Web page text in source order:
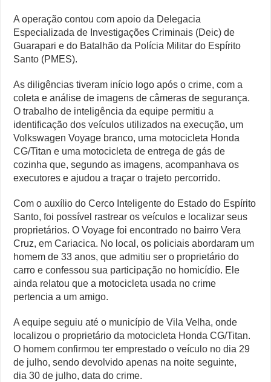
A operação contou com apoio da Delegacia
Especializada de Investigações Criminais (Deic) de
Guarapari e do Batalhão da Polícia Militar do Espírito
Santo (PMES).
As diligências tiveram início logo após o crime, com a
coleta e análise de imagens de câmeras de segurança.
O trabalho de inteligência da equipe permitiu a
identificação dos veículos utilizados na execução, um
Volkswagen Voyage branco, uma motocicleta Honda
CG/Titan e uma motocicleta de entrega de gás de
cozinha que, segundo as imagens, acompanhava os
executores e ajudou a traçar o trajeto percorrido.
Com o auxílio do Cerco Inteligente do Estado do Espírito
Santo, foi possível rastrear os veículos e localizar seus
proprietários. O Voyage foi encontrado no bairro Vera
Cruz, em Cariacica. No local, os policiais abordaram um
homem de 33 anos, que admitiu ser o proprietário do
carro e confessou sua participação no homicídio. Ele
ainda relatou que a motocicleta usada no crime
pertencia a um amigo.
A equipe seguiu até o município de Vila Velha, onde
localizou o proprietário da motocicleta Honda CG/Titan.
O homem confirmou ter emprestado o veículo no dia 29
de julho, sendo devolvido apenas na noite seguinte,
dia 30 de julho, data do crime.